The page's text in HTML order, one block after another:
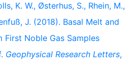
K. W., Østerhus, S., Rhein, M.,
J. (2018). Basal Melt and
First Noble Gas Samples
Geophysical Research Letters,